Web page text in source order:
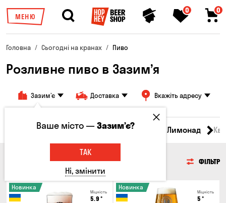
МЕНЮ
0 0
Головна Сьогодні на кранах Пиво
Розливне пиво в Зазим’я
Зазим’є Доставка Вкажіть адресу
Всі товари Пиво Сидр Лимонад
ФІЛЬТР
Міцність
5.9 °
Новинка
Міцність
5 °
Новинка
Ваше місто —Зазим’є?
ТАК
Ні, змінити